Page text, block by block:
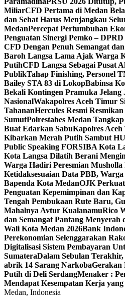
MiliarCFD Pertama di Medan
dan Sehat Harus Menjangkau
MedanPercepat Pertumbuhan
Penguatan Sinergi Pemko –
CFD Dengan Penuh Semangat
Baroh Langsa Lama Ajak Warga
PutihCFD Langsa Sebagai Pusat
PublikTahap Finishing, Personel
Bailey STA 83 di LokopBabinsa
Bekali Kontingen Pramuka Jelang
NasionalWakapolres Aceh Timur
TahananHercules Resmi
SumutPolrestabes Medan
Buat Edarkan SabuKapolres
Kibarkan Merah Putih Sambut
Public Speaking FORSIBA Kota
Kota Langsa Dilatih Berani
Warga Hadiri Peresmian Musholla
Ketidaksesuaian Data PBB,
Bapenda Kota MedanOJK
Penguatan Kepemimpinan dan
Tengah Pembukaan Rute Baru,
Mahalnya Avtur KualanamuRico
dan Semangat Pantang
Wali Kota Medan 2026Bank
Perekonomian Selenggarakan
Digitalisasi Sistem Pembayaran
SumateraDalam Sebulan
abrik 14 Sarang NarkobaGerakan
Putih di Deli SerdangMenaker :
Mendapat Kesempatan Kerja yang
Medan, Indonesia